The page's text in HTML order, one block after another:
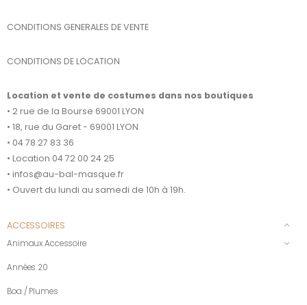
CONDITIONS GENERALES DE VENTE
CONDITIONS DE LOCATION
Location et vente de costumes dans nos boutiques
• 2 rue de la Bourse 69001 LYON
• 18, rue du Garet - 69001 LYON
• 04 78 27 83 36
• Location 04 72 00 24 25
• infos@au-bal-masque.fr
• Ouvert du lundi au samedi de 10h à 19h.
ACCESSOIRES
Animaux Accessoire
Années 20
Boa / Plumes